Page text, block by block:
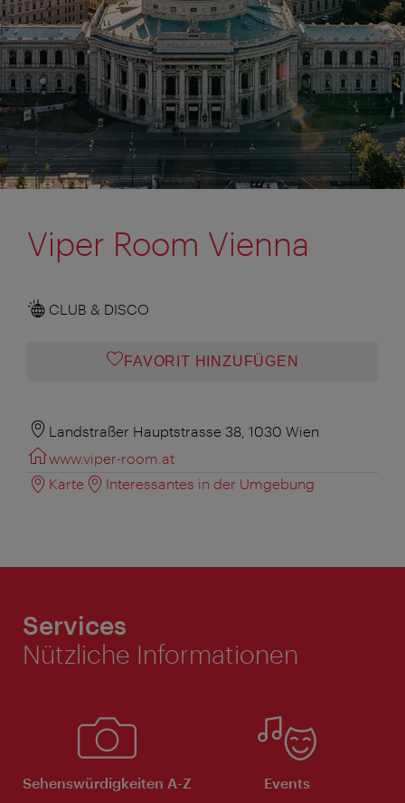
Viper Room Vienna
CLUB & DISCO
FAVORIT HINZUFÜGEN
Landstraßer Hauptstrasse 38, 1030 Wien
www.viper-room.at
Karte
Interessantes in der Umgebung
Services
Nützliche Informationen
Sehenswürdigkeiten A-Z Events